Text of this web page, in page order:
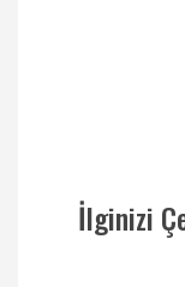
İlginizi